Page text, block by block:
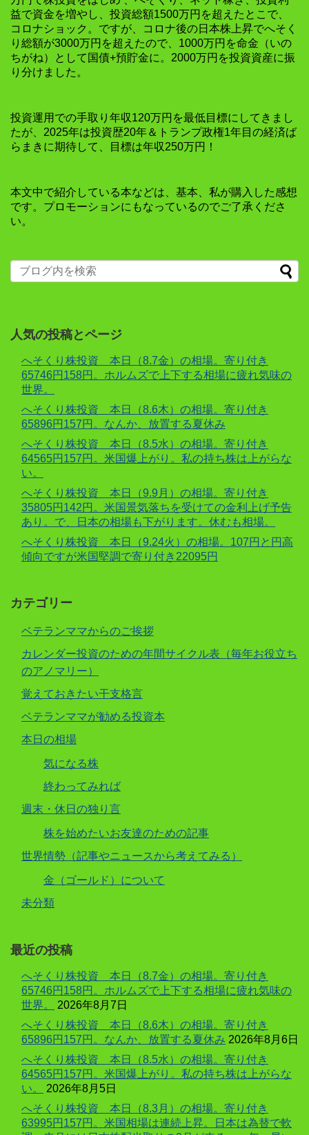
益で資金を増やし、投資総額1500万円を超えたとこで、
コロナショック。ですが、コロナ後の日本株上昇でへそく
り総額が3000万円を超えたので、1000万円を命金（いの
ちがね）として国債+預貯金に。2000万円を投資資産に振
り分けました。
投資運用での手取り年収120万円を最低目標にしてきまし
たが、2025年は投資歴20年＆トランプ政権1年目の経済ば
らまきに期待して、目標は年収250万円！
本文中で紹介している本などは、基本、私が購入した感想
です。プロモーションにもなっているのでご了承くださ
い。
人気の投稿とページ
へそくり株投資 本日（8.7金）の相場。寄り付き
65746円158円。ホルムズで上下する相場に疲れ気味の
世界。
へそくり株投資 本日（8.6木）の相場。寄り付き
65896円157円。なんか、放置する夏休み
へそくり株投資 本日（8.5水）の相場。寄り付き
64565円157円。米国爆上がり。私の持ち株は上がらな
い。
へそくり株投資 本日（9.9月）の相場。寄り付き
35805円142円。米国景気落ちを受けての金利上げ予告
あり。で、日本の相場も下がります。休むも相場。
へそくり株投資 本日（9.24火）の相場。107円と円高
傾向ですが米国堅調で寄り付き22095円
カテゴリー
ベテランママからのご挨拶
カレンダー投資のための年間サイクル表（毎年お役立ち
のアノマリー）
覚えておきたい干支格言
ベテランママが勧める投資本
本日の相場
気になる株
終わってみれば
週末・休日の独り言
株を始めたいお友達のための記事
世界情勢（記事やニュースから考えてみる）
金（ゴールド）について
未分類
最近の投稿
へそくり株投資 本日（8.7金）の相場。寄り付き
65746円158円。ホルムズで上下する相場に疲れ気味の
世界。
2026年8月7日
へそくり株投資 本日（8.6木）の相場。寄り付き
65896円157円。なんか、放置する夏休み 2026年8月6日
へそくり株投資 本日（8.5水）の相場。寄り付き
64565円157円。米国爆上がり。私の持ち株は上がらな
い。
2026年8月5日
へそくり株投資 本日（8.3月）の相場。寄り付き
63995円157円。米国相場は連続上昇。日本は為替で軟